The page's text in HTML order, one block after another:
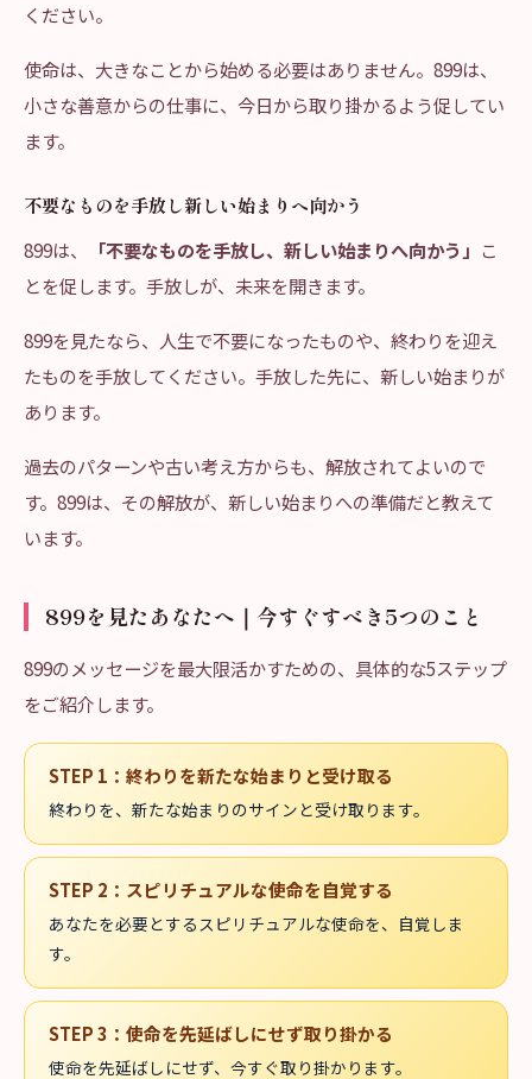
ください。
使命は、大きなことから始める必要はありません。899は、
小さな善意からの仕事に、今日から取り掛かるよう促してい
ます。
不要なものを手放し新しい始まりへ向かう
899は、
「不要なものを手放し、新しい始まりへ向かう」 こ
とを促します。手放しが、未来を開きます。
899を見たなら、人生で不要になったものや、終わりを迎え
たものを手放してください。手放した先に、新しい始まりが
あります。
過去のパターンや古い考え方からも、解放されてよいので
す。899は、その解放が、新しい始まりへの準備だと教えて
います。
899を見たあなたへ｜今すぐすべき5つのこと
899のメッセージを最大限活かすための、具体的な5ステップ
をご紹介します。
STEP 1 ： 終わりを新たな始まりと受け取る
終わりを、新たな始まりのサインと受け取ります。
STEP 2 ： スピリチュアルな使命を自覚する
あなたを必要とするスピリチュアルな使命を、自覚しま
す。
STEP3 ： 使命を先延ばしにせず取り掛かる
使命を先延ばしにせず、今すぐ取り掛かります。